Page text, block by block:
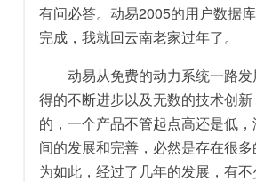
有问必答。动易2005的用户数据
完成，我就回云南老家过年了。
动易从免费的动力系统一路发
得的不断进步以及无数的技术创
的，一个产品不管起点高还是低
间的发展和完善，必然是存在很
为如此，经过了几年的发展，有